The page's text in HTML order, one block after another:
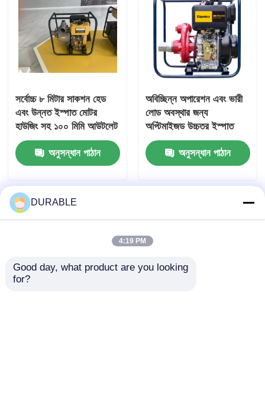
সর্বোচ্চ ৮ মিটার সাকশন হেড
এবং উন্নত ইস্পাত মোটর
হাউজিং সহ ১০০ মিমি আউটলেট
ব্যাসের পয়ঃনিষ্কাশন জল পাম্প,
যা পয়ঃনিষ্কাশন ব্যবস্থাপনার
জন্য ডিজাইন করা হয়েছে
অনুসন্ধান পাঠান
অবিচ্ছিন্ন অপারেশন এবং ভারী
লোড অবস্থার জন্য
অপ্টিমাইজড উচ্চতর ইস্পাত
মোটর হাউজিং বৈশিষ্ট্যযুক্ত
ড্রেনাইজ ডিজেল পাম্প
অনুসন্ধান পাঠান
DURABLE
4:19 PM
Good day, what product are you looking
for?